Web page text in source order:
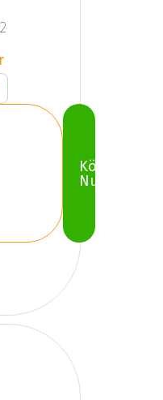
Köp
Nu